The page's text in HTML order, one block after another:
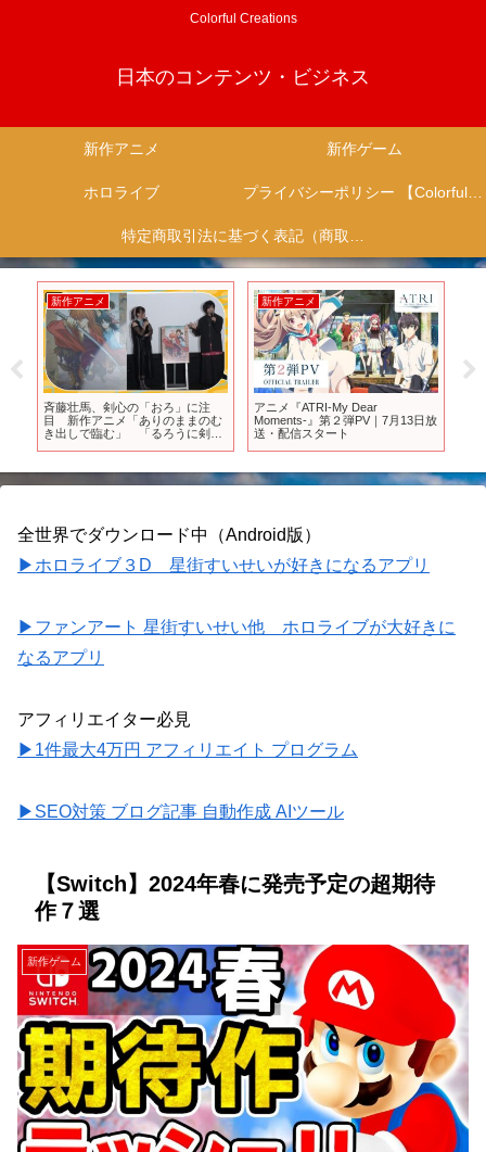
Colorful Creations
日本のコンテンツ・ビジネス
新作アニメ 新作ゲーム
ホロライブ プライバシーポリシー 【Colorful Creation】
特定商取引法に基づく表記（商取引に関する開示）
新作アニメ
斉藤壮馬、剣心の「おろ」に注
目 新作アニメ「ありのままのむ
き出しで臨む」 「るろうに剣心
新作アニメ
アニメ『ATRI-My Dear
Moments-』第２弾PV｜7月13日放
送・配信スタート
ち
全世界でダウンロード中（Android版）
▶ホロライブ３D 星街すいせいが好きになるアプリ
▶ファンアート 星街すいせい他 ホロライブが大好きに
なるアプリ
アフィリエイター必見
▶1件最大4万円 アフィリエイト プログラム
▶SEO対策 ブログ記事 自動作成 AIツール
【Switch】2024年春に発売予定の超期待
作７選
新作ゲーム